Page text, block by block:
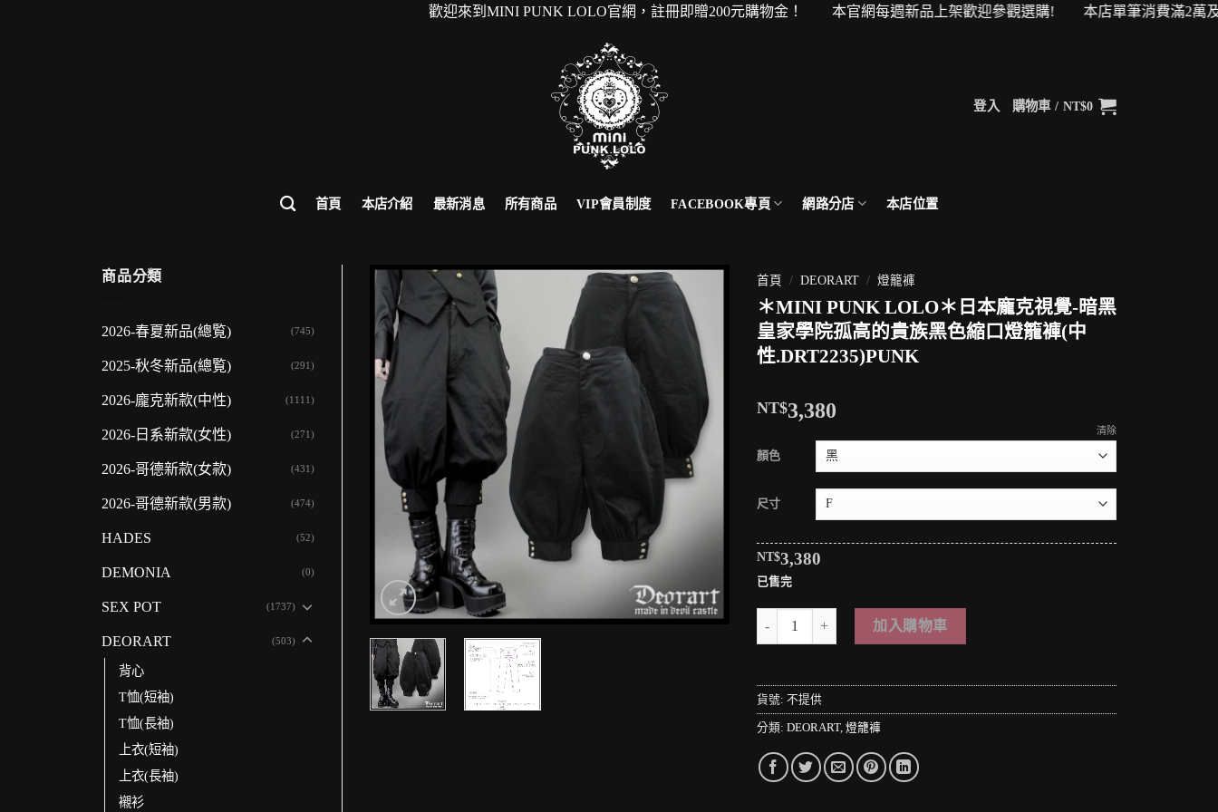
歡迎來到MINI PUNK LOLO官網，註冊即贈200元購物金！ 本官網每週新品上架歡迎參觀選購! 本店單筆消費滿2萬及4萬即可
登入 購物車 / NT$0
首頁 本店介紹 最新消息 所有商品 VIP會員制度 FACEBOOK專頁 網路分店 本店位置
商品分類
2026-春夏新品(總覧) (745)
2025-秋冬新品(總覧) (291)
2026-龐克新款(中性) (1111)
2026-日系新款(女性) (271)
2026-哥德新款(女款) (431)
2026-哥德新款(男款) (474)
HADES (52)
DEMONIA (0)
SEX POT (1737)
DEORART (503)
背心
T恤(短袖)
T恤(長袖)
上衣(短袖)
上衣(長袖)
襯衫
首頁 / DEORART / 燈籠褲
＊MINI PUNK LOLO＊日本龐克視覺-暗黑
皇家學院孤高的貴族黑色縮口燈籠褲(中
性.DRT2235)PUNK
NT$3,380
顏色
尺寸
清除
NT$3,380
已售完
＊MINI PUNK LOLO＊日本龐克視覺-暗黑皇家學院孤高的貴族黑色縮口燈籠褲(
加入購物車
貨號: 不提供
分類: DEORART, 燈籠褲